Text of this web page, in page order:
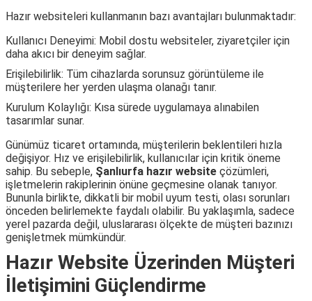
Hazır websiteleri kullanmanın bazı avantajları bulunmaktadır:
Kullanıcı Deneyimi: Mobil dostu websiteler, ziyaretçiler için
daha akıcı bir deneyim sağlar.
Erişilebilirlik: Tüm cihazlarda sorunsuz görüntüleme ile
müşterilere her yerden ulaşma olanağı tanır.
Kurulum Kolaylığı: Kısa sürede uygulamaya alınabilen
tasarımlar sunar.
Günümüz ticaret ortamında, müşterilerin beklentileri hızla
değişiyor. Hız ve erişilebilirlik, kullanıcılar için kritik öneme
sahip. Bu sebeple, Şanlıurfa hazır website çözümleri,
işletmelerin rakiplerinin önüne geçmesine olanak tanıyor.
Bununla birlikte, dikkatli bir mobil uyum testi, olası sorunları
önceden belirlemekte faydalı olabilir. Bu yaklaşımla, sadece
yerel pazarda değil, uluslararası ölçekte de müşteri bazınızı
genişletmek mümkündür.
Hazır Website Üzerinden Müşteri
İletişimini Güçlendirme